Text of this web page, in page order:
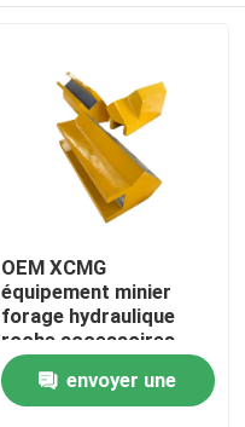
OEM XCMG
équipement minier
forage hydraulique
roche accessoires
pièces d'outil de
forage curseur
413480383
envoyer une